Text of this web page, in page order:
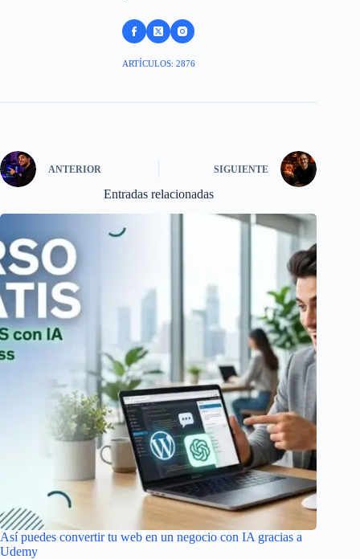
ARTÍCULOS: 2876
ANTERIOR SIGUIENTE
Entradas relacionadas
Así puedes convertir tu web en un negocio con IA gracias a
Udemy